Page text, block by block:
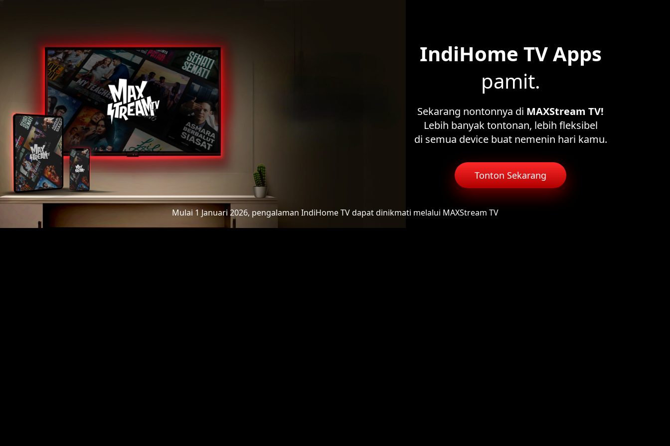
IndiHome TV Apps
pamit.
Sekarang nontonnya di MAXStream TV!
Lebih banyak tontonan, lebih fleksibel
di semua device buat nemenin hari kamu.
Tonton Sekarang
Mulai 1 Januari 2026, pengalaman IndiHome TVdapat dinikmati melalui MAXStream TV